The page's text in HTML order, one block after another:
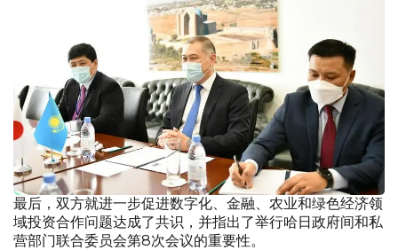
最后，双方就进一步促进数字化、金融、农业和绿色经济领
域投资合作问题达成了共识，并指出了举行哈日政府间和私
营部门联合委员会第8次会议的重要性。